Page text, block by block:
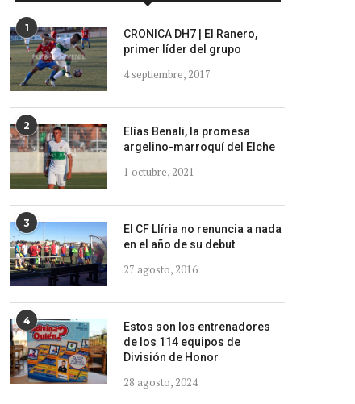
1
CRONICA DH7 | El Ranero,
primer líder del grupo
4 septiembre, 2017
2
Elías Benali, la promesa
argelino-marroquí del Elche
1 octubre, 2021
3
El CF Llíria no renuncia a nada
en el año de su debut
27 agosto, 2016
4
Estos son los entrenadores
de los 114 equipos de
División de Honor
28 agosto, 2024